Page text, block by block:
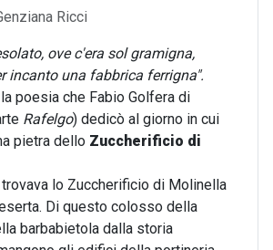
Ricci
ove c'era sol gramigna,
incanto una fabbrica ferrigna".
poesia che Fabio Golfera di
Rafelgo) dedicò al giorno in cui
pietra dello Zuccherificio di
trovava lo Zuccherificio di Molinella
Di questo colosso della
barbabietola dalla storia